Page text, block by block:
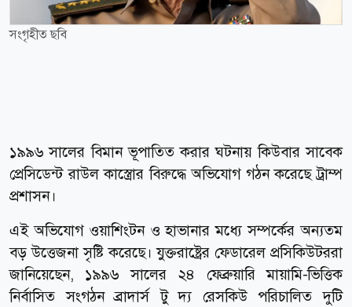
সংগৃহীত ছবি
১৯৯৬ সালের বিমান ভূপাতিত করার ঘটনায় কিউবার সাবেক
প্রেসিডেন্ট রাউল কাস্ত্রোর বিরুদ্ধে অভিযোগ গঠন করেছে ট্রাম্প
প্রশাসন।
এই অভিযোগ ওয়াশিংটন ও হাভানার মধ্যে সম্পর্কের অন্যতম
বড় উত্তেজনা সৃষ্টি করেছে। যুক্তরাষ্ট্রের ফেডারেল প্রসিকিউটররা
জানিয়েছেন, ১৯৯৬ সালের ২৪ ফেব্রুয়ারি মায়ামি-ভিত্তিক
নির্বাসিত সংগঠন ব্রাদার্স টু দ্য রেসকিউ পরিচালিত দুটি